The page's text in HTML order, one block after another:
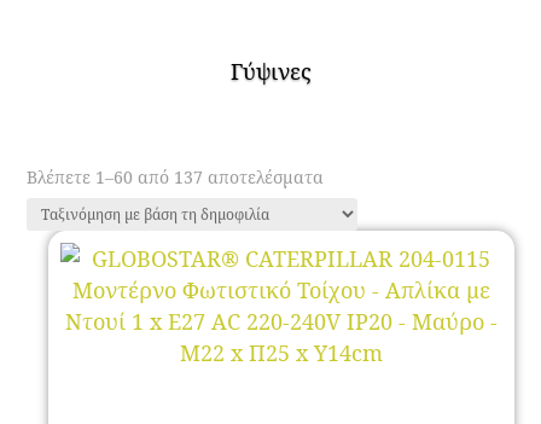
Γύψινες
Βλέπετε 1–60 από 137 αποτελέσματα
by